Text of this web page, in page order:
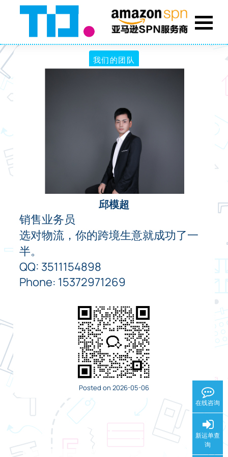
在线咨询
新运单查
询
我们的团队
邱模超
销售业务员
选对物流，你的跨境生意就成功了一
半。
QQ: 3511154898
Phone: 15372971269
Posted on 2026-05-06